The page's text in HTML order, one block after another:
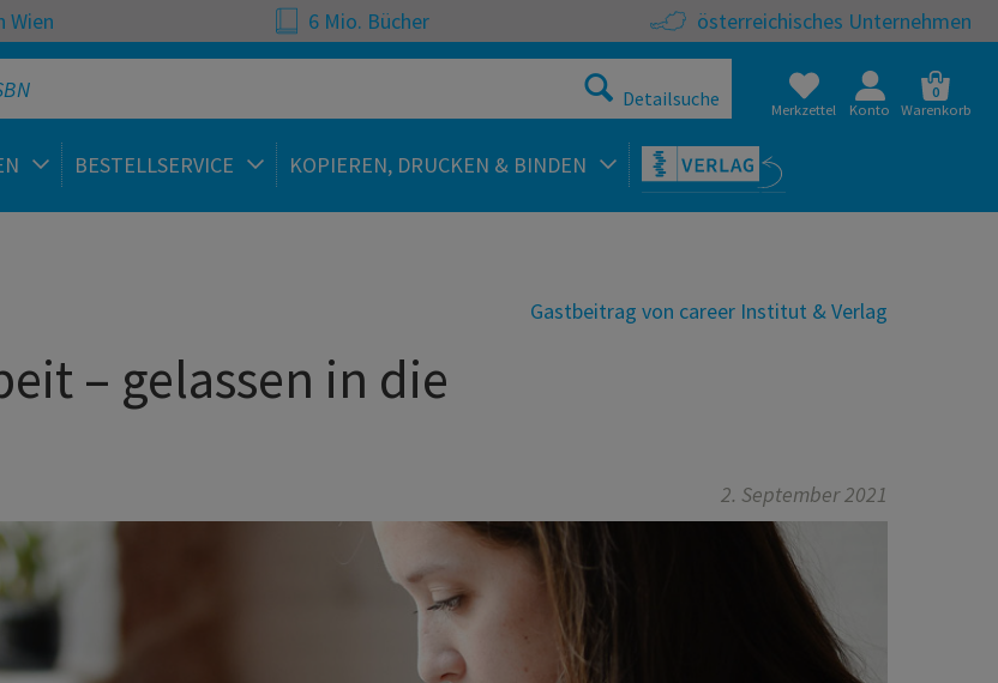
Wien 6 Mio. Bücher österreichisches Unternehmen
Detailsuche Merkzettel Konto
0
Warenkorb
BESTELLSERVICE KOPIEREN, DRUCKEN & BINDEN
Gastbeitrag von career Institut & Verlag
– gelassen in die
2. September 2021